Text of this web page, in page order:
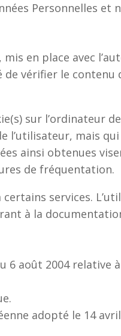
Personnelles et
en place avec
vérifier le contenu
sur l’ordinateur
l’utilisateur, mais
ainsi obtenues
de fréquentation.
certains services.
à la
6 août 2004 relative
adopté le 14